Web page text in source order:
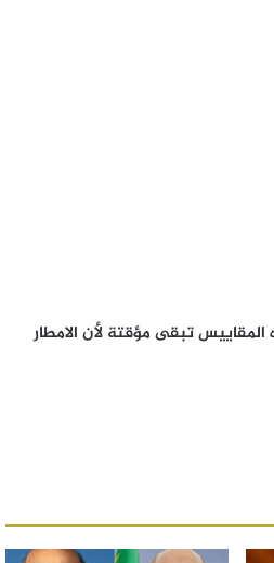
تبقى مؤقتة لأن الامطار